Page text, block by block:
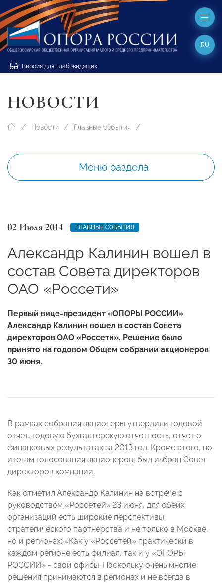
Версия для слабовидящих
RU
НОВОСТИ
Новости Главные события
Меню раздела
02 Июля 2014 ГЛАВНЫЕ СОБЫТИЯ
Александр Калинин вошел в
состав Совета директоров
ОАО «Россети»
Первый вице-президент «ОПОРЫ РОССИИ»
Александр Калинин вошел в состав Совета
директоров ОАО «Россети». Решение было
принято на годовом Общем собрании акционеров
30 июня.
В рамках собрания акционеры утвердили годовой
отчет, годовую бухгалтерскую отчетность, отчет о
финансовых результатах за 2013 год. Кроме этого, по
итогам голосования акционеров, был избран Совет
директоров компании.
Как отметил Александр Калинин на встрече с
руководством «Россетей» 23 июня, для обеих
организаций есть широкие перспективы
стратегического партнерства и не только в Москве,
но и регионах: «Как у «Россетей» практически в
каждом регионе есть филиал, так и у «ОПОРЫ
РОССИИ» - свои офисы. Поскольку очень многие
решения принимаются в регионах и не всегда в